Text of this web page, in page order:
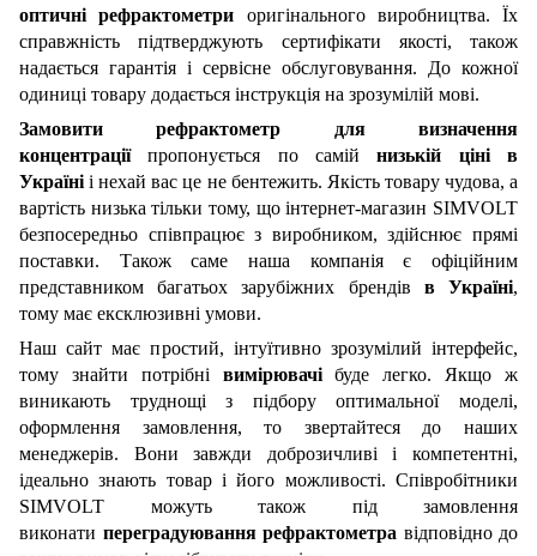
оптичні рефрактометри оригінального виробництва. Їх
справжність підтверджують сертифікати якості, також
надається гарантія і сервісне обслуговування. До кожної
одиниці товару додається інструкція на зрозумілій мові.
Замовити рефрактометр для визначення
концентраціїпропонується по самійнизькій ціні в
Україні і нехай вас це не бентежить. Якість товару чудова, а
вартість низька тільки тому, що інтернет-магазин SIMVOLT
безпосередньо співпрацює з виробником, здійснює прямі
поставки. Також саме наша компанія є офіційним
представником багатьох зарубіжних брендів в Україні,
тому має ексклюзивні умови.
Наш сайт має простий, інтуїтивно зрозумілий інтерфейс,
тому знайти потрібні вимірювачібуде легко. Якщо ж
виникають труднощі з підбору оптимальної моделі,
оформлення замовлення, то звертайтеся до наших
менеджерів. Вони завжди доброзичливі і компетентні,
ідеально знають товар і його можливості. Співробітники
SIMVOLT можуть також під замовлення
виконати переградуювання рефрактометра відповідно до